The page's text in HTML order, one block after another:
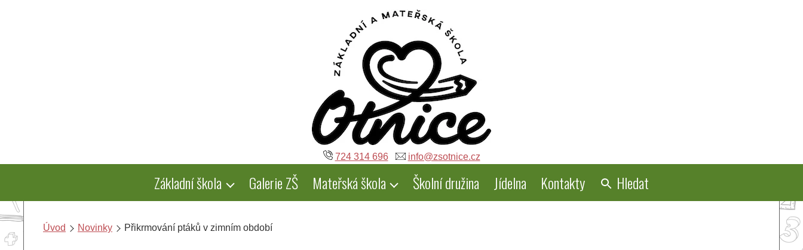
724 314 696 info@zsotnice.cz
Základní škola Galerie ZŠ Mateřská škola Školní družina Jídelna Kontakty Hledat
Úvod Novinky Přikrmování ptáků v zimním období